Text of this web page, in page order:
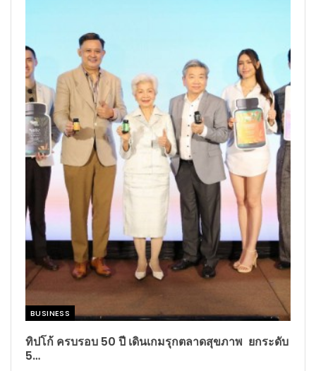
BUSINESS​
ทิปโก้ ครบรอบ 50 ปี เดินเกมรุกตลาดสุขภาพ ยกระดับ
5…